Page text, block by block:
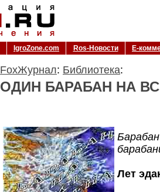
IgroZone.com Ros-Новости
Е-
FoxЖурнал: Библиотека:
ОДИН БАРАБАН НА
Лет